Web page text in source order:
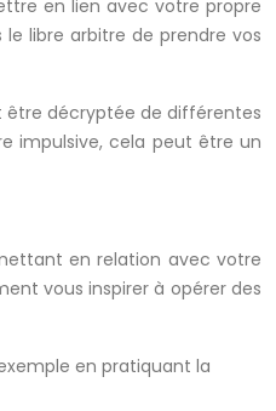
en lien avec votre propre
libre arbitre de prendre vos
être décryptée de différentes
impulsive, cela peut être un
en relation avec votre
vous inspirer à opérer des
en pratiquant la